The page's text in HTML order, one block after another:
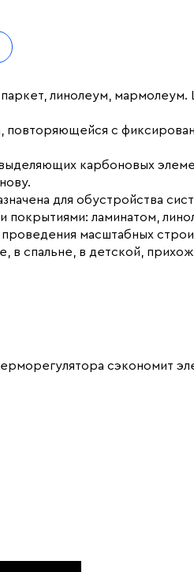
паркет, линолеум,
повторяющейся с
карбоновых
для обустройства
ламинатом,
масштабных
в спальне, в детской,
сэкономит